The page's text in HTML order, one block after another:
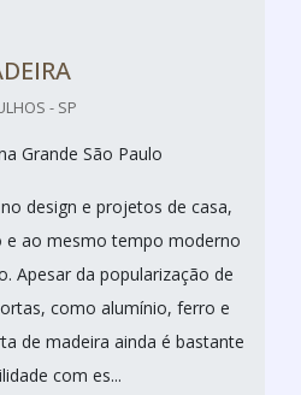
- SP
Grande São Paulo
design e projetos de casa,
e ao mesmo tempo moderno
Apesar da popularização de
como alumínio, ferro e
de madeira ainda é bastante
com es...